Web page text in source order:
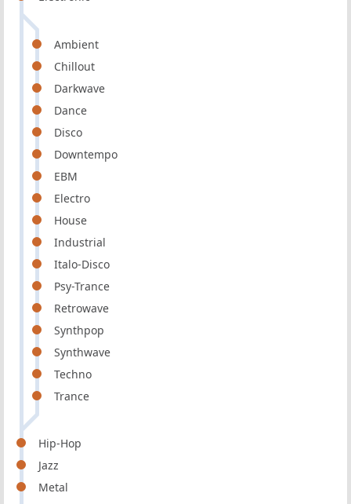
Ambient
Chillout
Darkwave
Dance
Disco
Downtempo
EBM
Electro
House
Industrial
Italo-Disco
Psy-Trance
Retrowave
Synthpop
Synthwave
Techno
Trance
Hip-Hop
Jazz
Metal